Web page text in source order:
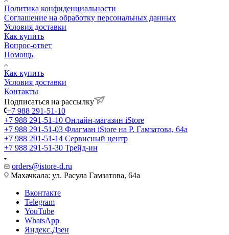
Политика конфиденциальности
Соглашение на обработку персональных данных
Условия доставки
Как купить
Вопрос-ответ
Помощь
Как купить
Условия доставки
Контакты
Подписаться на рассылку
+7 988 291-51-10
+7 988 291-51-10 Онлайн-магазин iStore
+7 988 291-51-03 Флагман iStore на Р. Гамзатова, 64а
+7 988 291-51-14 Сервисный центр
+7 988 291-51-30 Трейд-ин
orders@istore-d.ru
Махачкала: ул. Расула Гамзатова, 64а
Вконтакте
Telegram
YouTube
WhatsApp
Яндекс.Дзен